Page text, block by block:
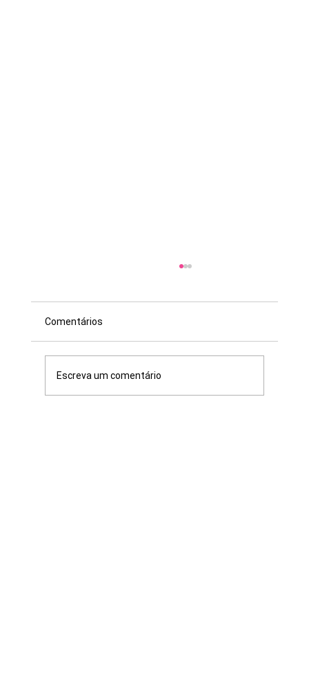
Comentários
Escreva um comentário